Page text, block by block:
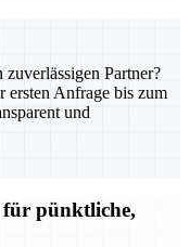
Partner?
ersten Anfrage bis zum
und
für pünktliche,